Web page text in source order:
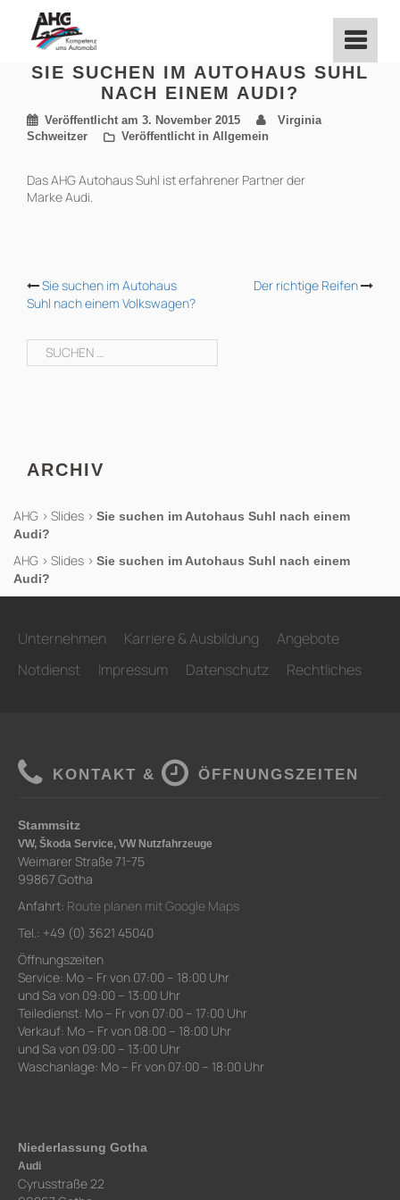
springen
SIE SUCHEN IM AUTOHAUS SUHL
NACH EINEM AUDI?
Veröffentlicht am 3. November 2015
Virginia
Schweitzer
Veröffentlicht in Allgemein
Das AHG Autohaus Suhl ist erfahrener Partner der
Marke Audi.
BEITRAGS-
NAVIGATION
Sie suchen im Autohaus
Suhl nach einem Volkswagen?
Der richtige Reifen
Suchen
nach:
ARCHIV
AHG > Slides > Sie suchen im Autohaus Suhl nach einem
Audi?
AHG > Slides > Sie suchen im Autohaus Suhl nach einem
Audi?
Unternehmen Karriere & Ausbildung
Angebote
Notdienst
Impressum Datenschutz Rechtliches
KONTAKT & ÖFFNUNGSZEITEN
Stammsitz
VW, Škoda Service, VW Nutzfahrzeuge
Weimarer Straße 71-75
99867 Gotha
Anfahrt: Route planen mit Google Maps
Tel.: +49 (0) 3621 45040
Öffnungszeiten
Service: Mo – Fr von 07:00 – 18:00 Uhr
und Sa von 09:00 – 13:00 Uhr
Teiledienst: Mo – Fr von 07:00 – 17:00 Uhr
Verkauf: Mo – Fr von 08:00 – 18:00 Uhr
und Sa von 09:00 – 13:00 Uhr
Waschanlage: Mo – Fr von 07:00 – 18:00 Uhr
Niederlassung Gotha
Audi
Cyrusstraße 22